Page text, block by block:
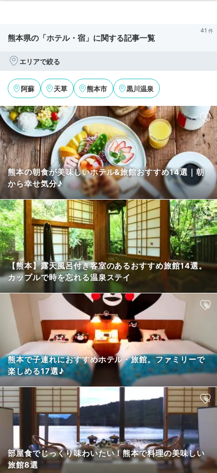
熊本県の「ホテル・宿」に関する記事一覧
41
エリアで絞る
阿蘇 天草 熊本市 黒川温泉
熊本の朝食が美味しいホテル&旅館おすすめ14選｜朝
から幸せ気分♪
【熊本】露天風呂付き客室のあるおすすめ旅館14選。
カップルで時を忘れる温泉ステイ
熊本で子連れにおすすめホテル・旅館。ファミリーで
楽しめる17選♪
部屋食でじっくり味わいたい！熊本で料理の美味しい
旅館8選